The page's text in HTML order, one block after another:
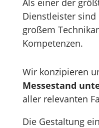
Dienstleister
großem
Kompetenzen.
Wir konzipieren
Messestand
aller relevanten
Die Gestaltung